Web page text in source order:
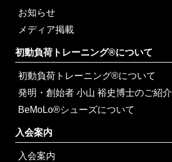
お知らせ
メディア掲載
初動負荷トレーニング®について
初動負荷トレーニング®について
発明・創始者 小山 裕史博士のご紹介
BeMoLo®シューズについて
入会案内
入会案内